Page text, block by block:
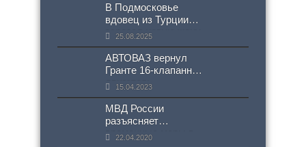
В Подмосковье
вдовец из Турции
зарезал новую жену
из ревности
25.08.2025
АВТОВАЗ вернул
Гранте 16-клапанный
двигатель
15.04.2023
МВД России
разъясняет
временные меры в
22.04.2020